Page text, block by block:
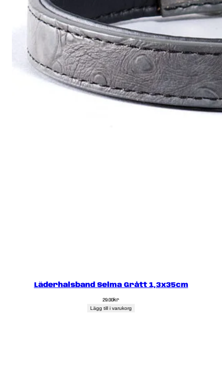
Läderhalsband Selma Grått 1,3x35cm
29.00kr
Lägg till i varukorg